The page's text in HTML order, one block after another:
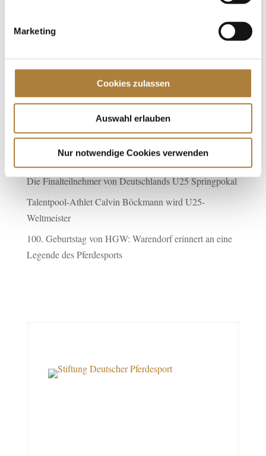
Marketing
Cookies zulassen
Auswahl erlauben
Nur notwendige Cookies verwenden
Spenden
Jede Spende zählt!
Die Finalteilnehmer von Deutschlands U25 Springpokal
Talentpool-Athlet Calvin Böckmann wird U25-
Weltmeister
100. Geburtstag von HGW: Warendorf erinnert an eine
Legende des Pferdesports